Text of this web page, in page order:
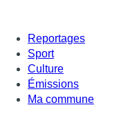
Reportages
Sport
Culture
Émissions
Ma commune